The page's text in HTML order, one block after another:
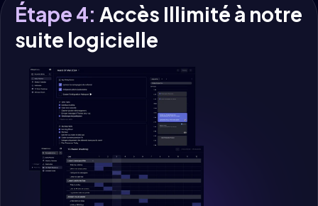
Étape 4: Accès Illimité à notre
suite logicielle